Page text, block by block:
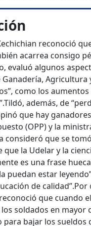
reconoció
acarrea consigo
evaluó algunos
Agricultura
como los
Tildó, además, de
que hay
(OPP) y la
consideró que se
la Udelar y la
es una frase
puedan estar
de calidad”.Por
que cuando
soldados en mayor
bajar los sueldos